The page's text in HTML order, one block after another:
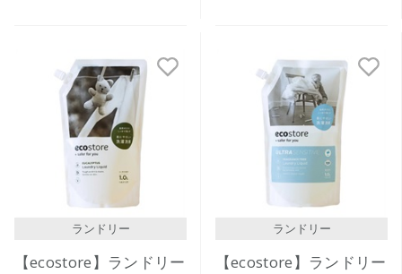
ランドリー
【ecostore】ランドリー
ランドリー
【ecostore】ランドリー